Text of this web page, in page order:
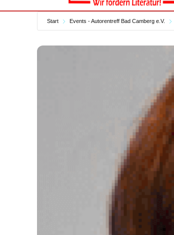
Start Events - Autorentreff Bad Camberg e.V.